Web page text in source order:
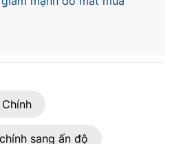
sang ấn độ